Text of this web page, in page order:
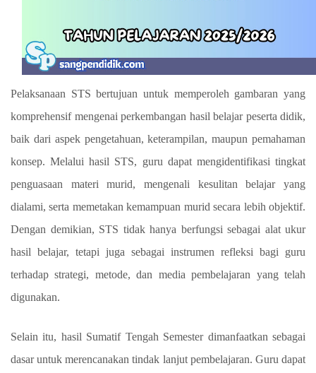
Pelaksanaan STS bertujuan untuk memperoleh gambaran yang
komprehensif mengenai perkembangan hasil belajar peserta didik,
baik dari aspek pengetahuan, keterampilan, maupun pemahaman
konsep. Melalui hasil STS, guru dapat mengidentifikasi tingkat
penguasaan materi murid, mengenali kesulitan belajar yang
dialami, serta memetakan kemampuan murid secara lebih objektif.
Dengan demikian, STS tidak hanya berfungsi sebagai alat ukur
hasil belajar, tetapi juga sebagai instrumen refleksi bagi guru
terhadap strategi, metode, dan media pembelajaran yang telah
digunakan.
Selain itu, hasil Sumatif Tengah Semester dimanfaatkan sebagai
dasar untuk merencanakan tindak lanjut pembelajaran. Guru dapat